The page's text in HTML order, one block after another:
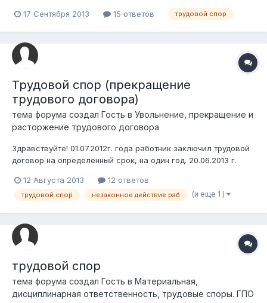
расторжении трудового договора. (трудовой спор). 12.08.2013
беседу 21.08.2013г. После назначил...
17 Сентября 2013 15 ответов трудовой спор
Трудовой спор (прекращение
трудового договора)
тема форума создал Гость в Увольнение, прекращение и
расторжение трудового договора
Здравствуйте! 01.07.2012г. года работник заключил трудовой
договор на определенный срок, на один год. 20.06.2013 г.
прекращении трудового договора в связи с истечением его
срока. 01.07.2013 г. работник отработал последний рабочий
12 Августа 2013 12 ответов
трудовой спор незаконное действие раб (и еще 1 )
трудовой спор
тема форума создал Гость в Материальная,
дисциплинарная ответственность, трудовые споры. ГПО